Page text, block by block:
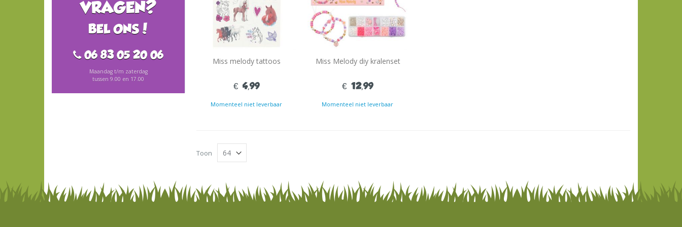
Miss melody tattoos
€ 4,99
Momenteel niet leverbaar
Miss Melody diy kralenset
€ 12,99
Momenteel niet leverbaar
Toon
VRAGEN?
BEL ONS!
06 83 05 20 06
Maandag t/m zaterdag
tussen 9.00 en 17.00